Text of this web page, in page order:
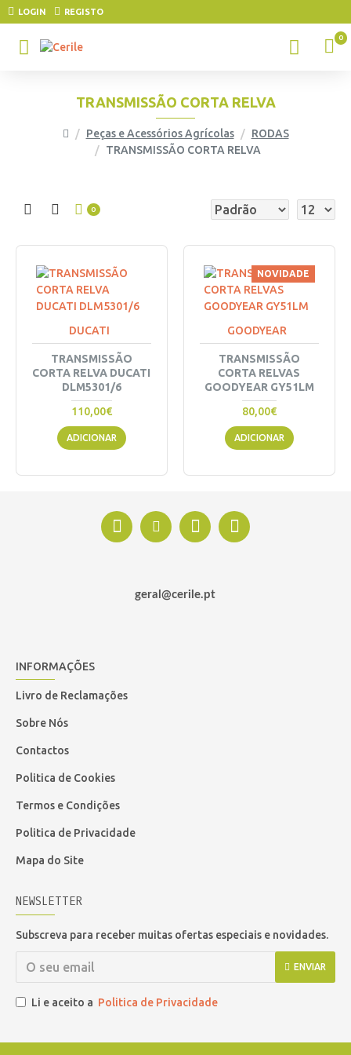
LOGIN REGISTO
0
Peças e Acessórios Agrícolas
RODAS
TRANSMISSÃO CORTA RELVA
TRANSMISSÃO CORTA RELVA
0
DUCATI
TRANSMISSÃO
CORTA RELVA DUCATI
DLM5301/6
110,00€
ADICIONAR
NOVIDADE
GOODYEAR
TRANSMISSÃO
CORTA RELVAS
GOODYEAR GY51LM
80,00€
ADICIONAR
geral@cerile.pt
INFORMAÇÕES
Livro de Reclamações
Sobre Nós
Contactos
Politica de Cookies
Termos e Condições
Politica de Privacidade
Mapa do Site
NEWSLETTER
Subscreva para receber muitas ofertas especiais e novidades.
ENVIAR
Li e aceito a Politica de Privacidade